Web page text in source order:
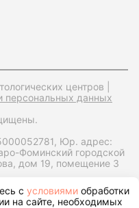
центров |
персональных данных
Юр. адрес:
Фоминский городской
дом 19, помещение 3
вычет
с условиями обработки
на сайте, необходимых